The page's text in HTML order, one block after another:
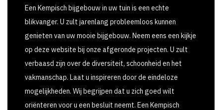
Een Kempisch bijgebouw in uw tuin is een echte
blikvanger. U zult jarenlang probleemloos kunnen
genieten van uw mooie bijgebouw. Neem eens een kijkje
op deze website bij onze afgeronde projecten. U zult
verbaasd zijn over de diversiteit, schoonheid en het
vakmanschap. Laat u inspireren door de eindeloze
mogelijkheden. Wij begrijpen dat u zich goed wilt
oriënteren voor u een besluit neemt. Een Kempisch